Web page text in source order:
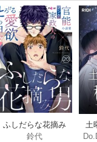
ふしだらな花摘み
男 20巻
鈴代
土
上